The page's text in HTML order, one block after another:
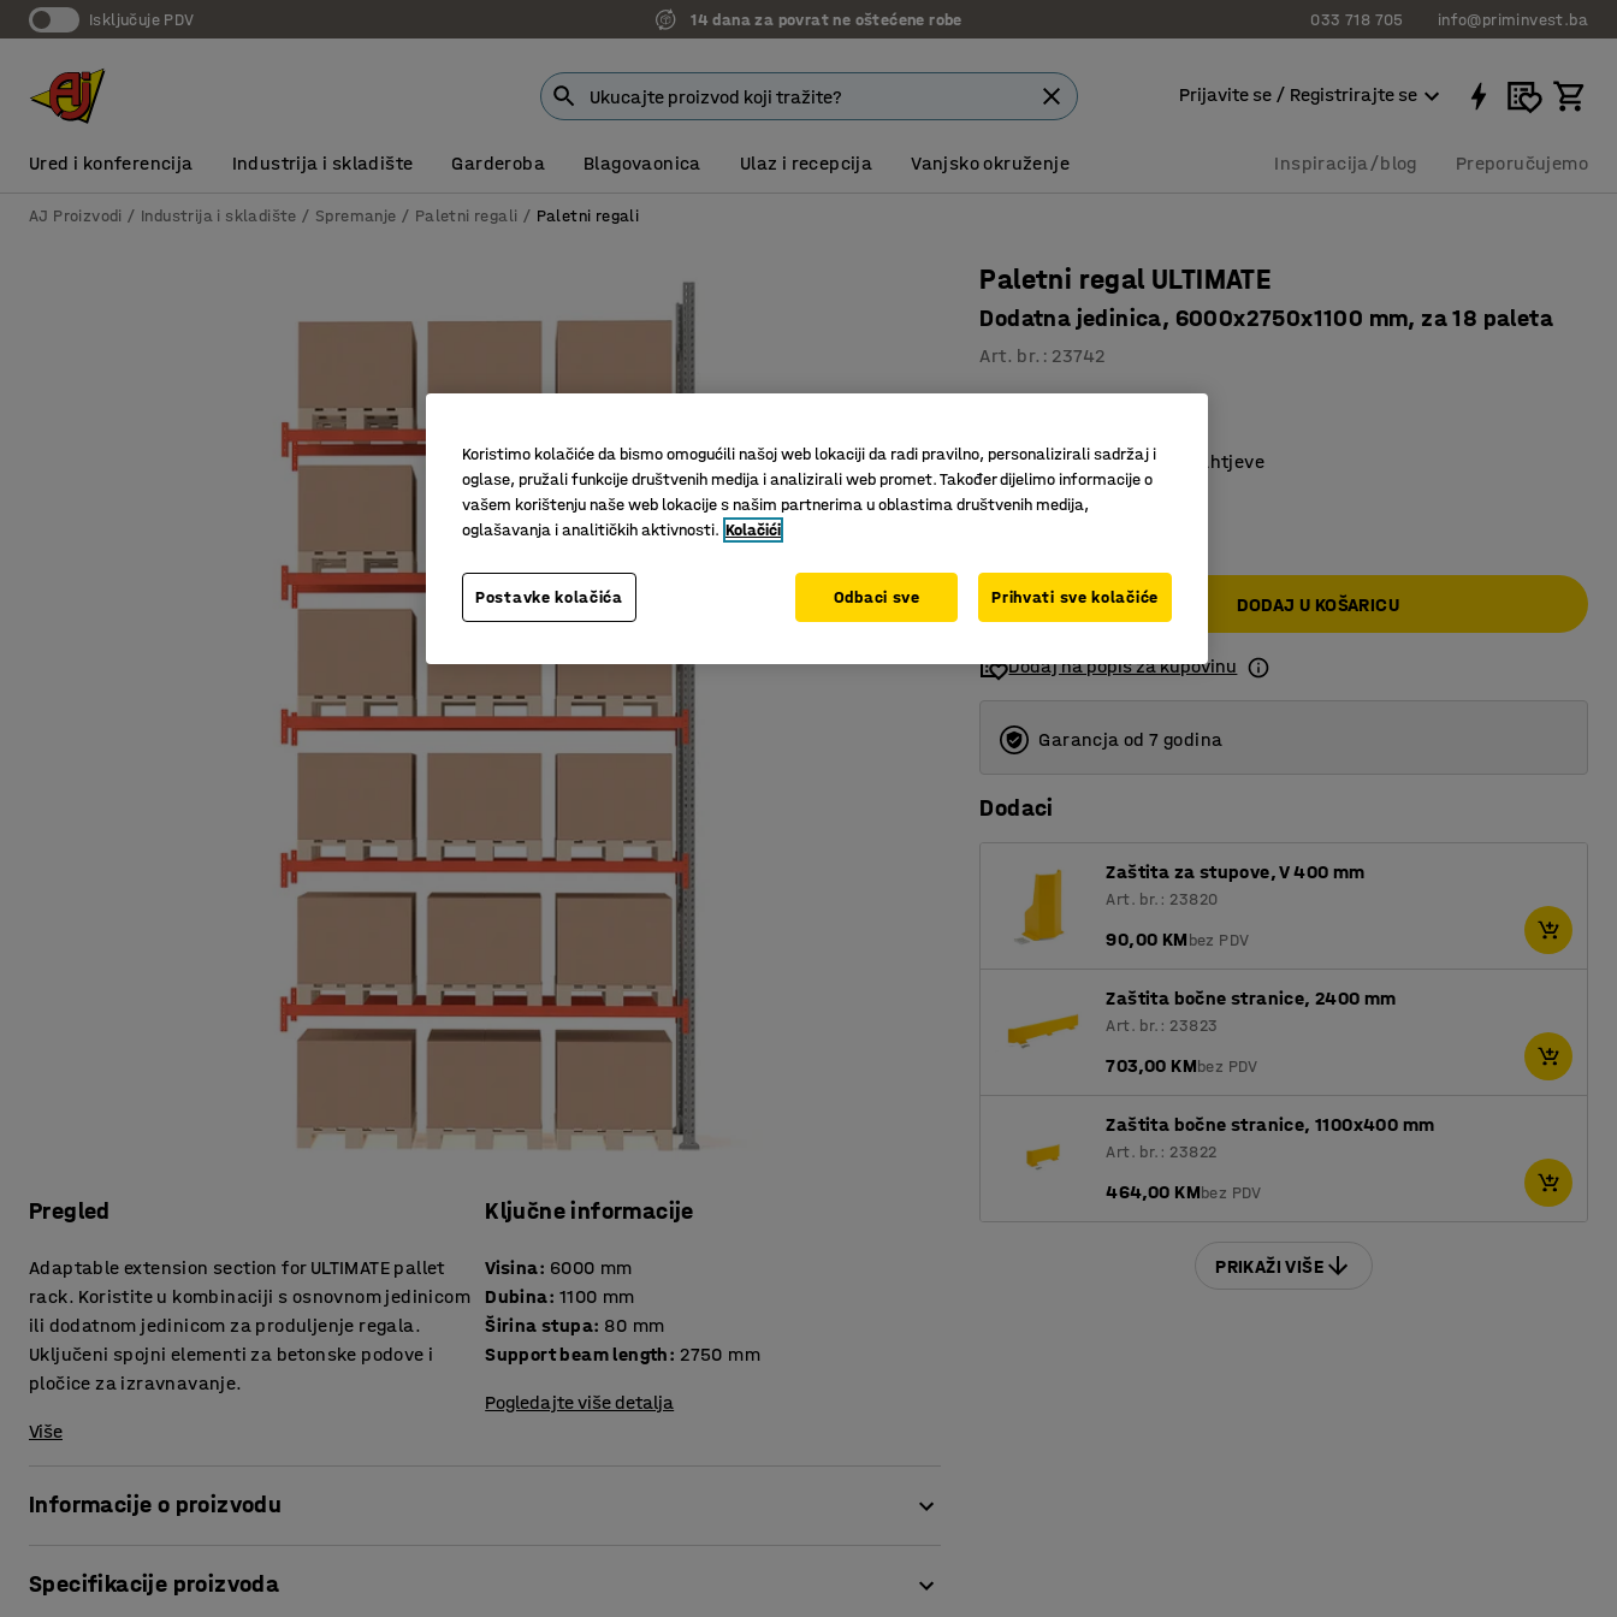
Isključuje PDV 14 dana za povrat ne oštećene robe 033 718 705 info@priminvest.ba
Prijavite se / Registrirajte se
Ured i konferencija Industrija i skladište Garderoba Blagovaonica Ulaz i recepcija Vanjsko okruženje Inspiracija/blog Preporučujemo
AJ Proizvodi Industrija i skladište Spremanje Paletni regali Paletni regali
Pregled
Adaptable extension section for ULTIMATE pallet
rack. Koristite u kombinaciji s osnovnom jedinicom
ili dodatnom jedinicom za produljenje regala.
Uključeni spojni elementi za betonske podove i
pločice za izravnavanje.
Više
Ključne informacije
Visina: 6000 mm
Dubina: 1100 mm
Širina stupa: 80 mm
Support beam length: 2750 mm
Pogledajte više detalja
Informacije o proizvodu
vrlo prilagodljiv, omogućava stvaranje učinkovite logistike, skladištenje i manipulaciju robom prema
Specifikacije proizvoda
Paletni regal ULTIMATE
Dodatna jedinica, 6000x2750x1100 mm, za 18 paleta
Art. br. : 23742
Ispunjava sigurnosne zahtjeve
2.223,00 KM
DODAJ U KOŠARICU
Dodaj na popis za kupovinu
Garancja od 7 godina
Dodaci
Zaštita za stupove, V 400 mm
Art. br.: 23820
90,00 KMbez PDV
Zaštita bočne stranice, 2400 mm
Art. br.: 23823
703,00 KMbez PDV
Zaštita bočne stranice, 1100x400 mm
Art. br.: 23822
464,00 KMbez PDV
PRIKAŽI VIŠE
Koristimo kolačiće da bismo omogućili našoj web lokaciji da radi pravilno, personalizirali sadržaj i
oglase, pružali funkcije društvenih medija i analizirali web promet. Također dijelimo informacije o
vašem korištenju naše web lokacije s našim partnerima u oblastima društvenih medija,
oglašavanja i analitičkih aktivnosti. Kolačići
Postavke kolačića Odbaci sve Prihvati sve kolačiće